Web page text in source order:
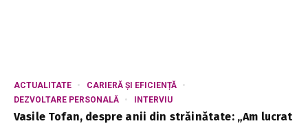
ACTUALITATE
CARIERĂ ȘI EFICIENȚĂ
DEZVOLTARE PERSONALĂ
INTERVIU
Vasile Tofan, despre anii din străinătate: „Am lucrat